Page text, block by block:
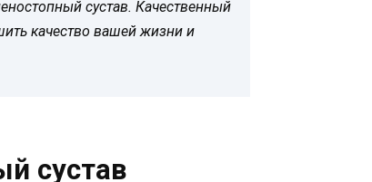
сустав. Качественный
качество вашей жизни и
сустав